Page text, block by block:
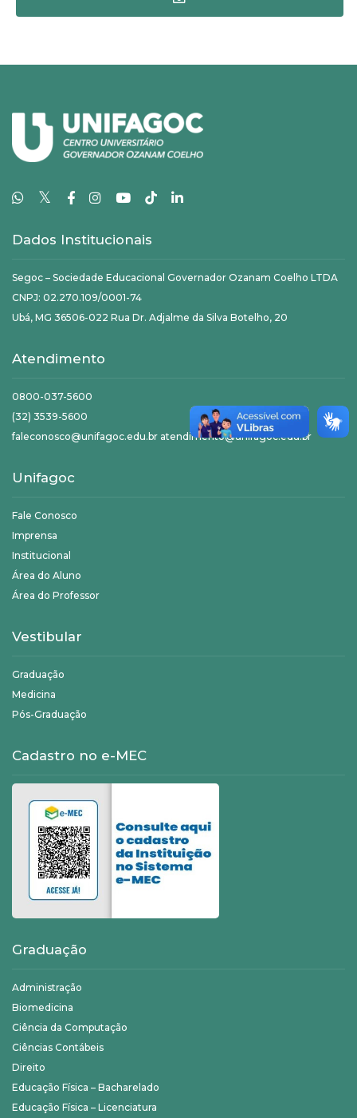
𝕏
Dados Institucionais
Segoc – Sociedade Educacional Governador Ozanam Coelho LTDA
CNPJ: 02.270.109/0001-74
Ubá, MG 36506-022 Rua Dr. Adjalme da Silva Botelho, 20
Atendimento
0800-037-5600
(32) 3539-5600
faleconosco@unifagoc.edu.br atendimento@unifagoc.edu.br
Unifagoc
Fale Conosco
Imprensa
Institucional
Área do Aluno
Área do Professor
Vestibular
Graduação
Medicina
Pós-Graduação
Cadastro no e-MEC
Graduação
Administração
Biomedicina
Ciência da Computação
Ciências Contábeis
Direito
Educação Física – Bacharelado
Educação Física – Licenciatura